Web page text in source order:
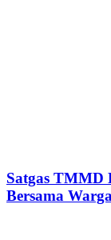
Satgas TMMD
Bersama